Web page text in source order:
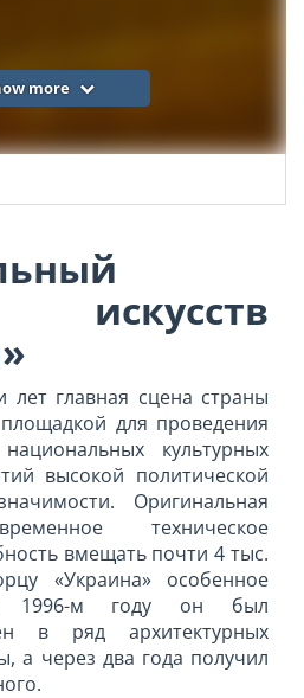
more
искусств
лет главная сцена страны
для проведения
культурных
высокой политической
Оригинальная
техническое
вмещать почти 4 тыс.
«Украина» особенное
1996-м году он был
в ряд архитектурных
а через два года получил